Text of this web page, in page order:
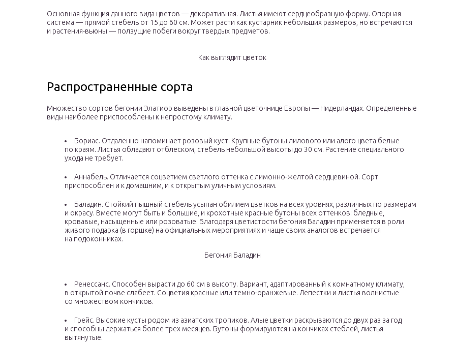
Основная функция данного вида цветов — декоративная. Листья имеют сердцеобразную форму. Опорная
система — прямой стебель от 15 до 60 см. Может расти как кустарник небольших размеров, но встречаются
и растения-вьюны — ползущие побеги вокруг твердых предметов.
Как выглядит цветок
Распространенные сорта
Множество сортов бегонии Элатиор выведены в главной цветочнице Европы — Нидерландах. Определенные
виды наиболее приспособлены к непростому климату.
Бориас. Отдаленно напоминает розовый куст. Крупные бутоны лилового или алого цвета белые
по краям. Листья обладают отблеском, стебель небольшой высоты до 30 см. Растение специального
ухода не требует.
Аннабель. Отличается соцветием светлого оттенка с лимонно-желтой сердцевиной. Сорт
приспособлен и к домашним, и к открытым уличным условиям.
Баладин. Стойкий пышный стебель усыпан обилием цветков на всех уровнях, различных по размерам
и окрасу. Вместе могут быть и большие, и крохотные красные бутоны всех оттенков: бледные,
кровавые, насыщенные или розоватые. Благодаря цветистости бегония Баладин применяется в роли
живого подарка (в горшке) на официальных мероприятиях и чаще своих аналогов встречается
на подоконниках.
Бегония Баладин
Ренессанс. Способен вырасти до 60 см в высоту. Вариант, адаптированный к комнатному климату,
в открытой почве слабеет. Соцветия красные или темно-оранжевые. Лепестки и листья волнистые
со множеством кончиков.
Грейс. Высокие кусты родом из азиатских тропиков. Алые цветки раскрываются до двух раз за год
и способны держаться более трех месяцев. Бутоны формируются на кончиках стеблей, листья
вытянутые.